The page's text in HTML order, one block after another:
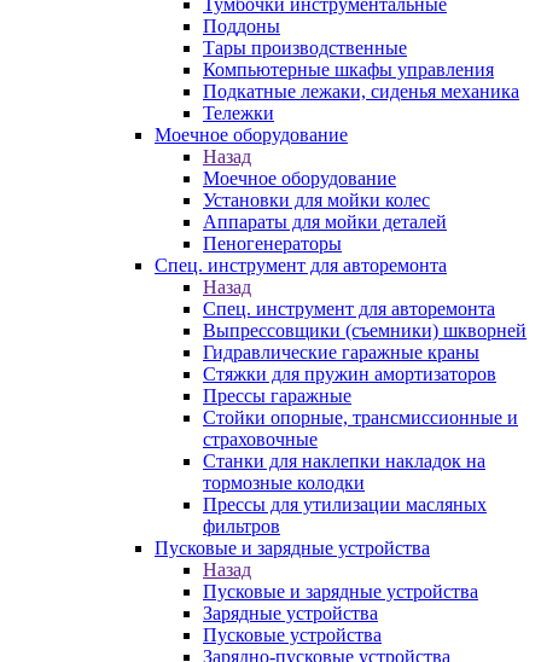
Тумбочки инструментальные
Поддоны
Тары производственные
Компьютерные шкафы управления
Подкатные лежаки, сиденья механика
Тележки
Моечное оборудование
Назад
Моечное оборудование
Установки для мойки колес
Аппараты для мойки деталей
Пеногенераторы
Спец. инструмент для авторемонта
Назад
Спец. инструмент для авторемонта
Выпрессовщики (съемники) шкворней
Гидравлические гаражные краны
Стяжки для пружин амортизаторов
Прессы гаражные
Стойки опорные, трансмиссионные и
страховочные
Станки для наклепки накладок на
тормозные колодки
Прессы для утилизации масляных
фильтров
Пусковые и зарядные устройства
Назад
Пусковые и зарядные устройства
Зарядные устройства
Пусковые устройства
Зарядно-пусковые устройства